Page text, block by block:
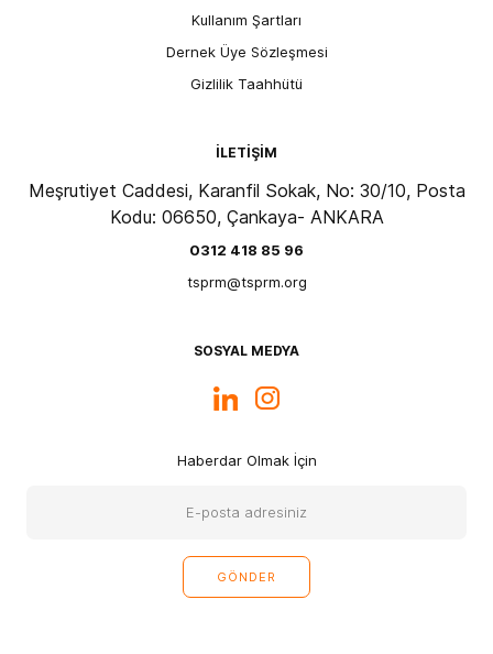
Kullanım Şartları
Dernek Üye Sözleşmesi
Gizlilik Taahhütü
İLETİŞİM
Meşrutiyet Caddesi, Karanfil Sokak, No: 30/10, Posta
Kodu: 06650, Çankaya- ANKARA
0312 418 85 96
tsprm@tsprm.org
SOSYAL MEDYA
Haberdar Olmak İçin